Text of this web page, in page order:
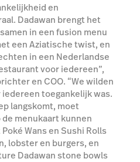
en
Dadawan brengt het
in een fusion menu
een Aziatische twist, en
in een Nederlandse
voor iedereen”,
en COO. “We wilden
toegankelijk was.
langskomt, moet
menukaart kunnen
Wans en Sushi Rolls
lobster en burgers, en
Dadawan stone bowls